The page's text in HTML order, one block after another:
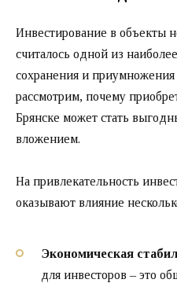
Инвестирование в объекты
считалось одной из
сохранения и
рассмотрим, почему
Брянске может стать
вложением.
На привлекательность
оказывают влияние
Экономическая
для инвесторов – это